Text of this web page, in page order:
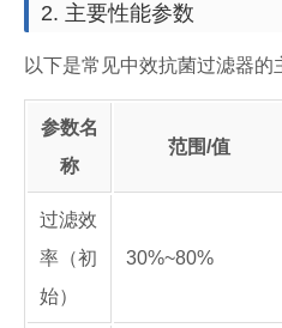
2. 主要性能参数
以下是常见中效抗菌过滤器的
参数名
称
范围/值
过滤效
率（初
始）
30%~80%